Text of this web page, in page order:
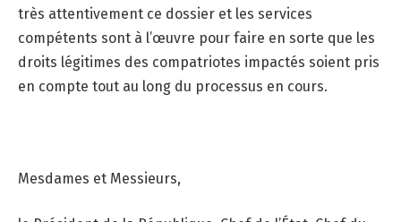
très attentivement ce dossier et les services
compétents sont à l’œuvre pour faire en sorte que les
droits légitimes des compatriotes impactés soient pris
en compte tout au long du processus en cours.
Mesdames et Messieurs,